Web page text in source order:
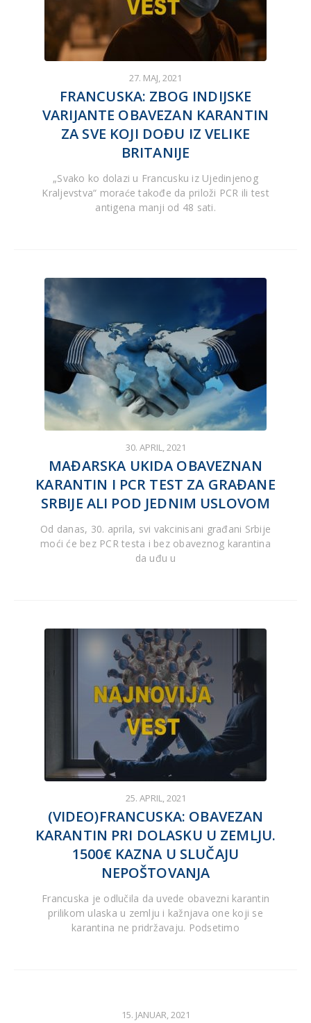
27. MAJ, 2021
FRANCUSKA: ZBOG INDIJSKE
VARIJANTE OBAVEZAN KARANTIN
ZA SVE KOJI DOĐU IZ VELIKE
BRITANIJE
„Svako ko dolazi u Francusku iz Ujedinjenog
Kraljevstva“ moraće takođe da priloži PCR ili test
antigena manji od 48 sati.
30. APRIL, 2021
MAĐARSKA UKIDA OBAVEZNAN
KARANTIN I PCR TEST ZA GRAĐANE
SRBIJE ALI POD JEDNIM USLOVOM
Od danas, 30. aprila, svi vakcinisani građani Srbije
moći će bez PCR testa i bez obaveznog karantina
da uđu u
25. APRIL, 2021
(VIDEO)FRANCUSKA: OBAVEZAN
KARANTIN PRI DOLASKU U ZEMLJU.
1500€ KAZNA U SLUČAJU
NEPOŠTOVANJA
Francuska je odlučila da uvede obavezni karantin
prilikom ulaska u zemlju i kažnjava one koji se
karantina ne pridržavaju. Podsetimo
15. JANUAR, 2021